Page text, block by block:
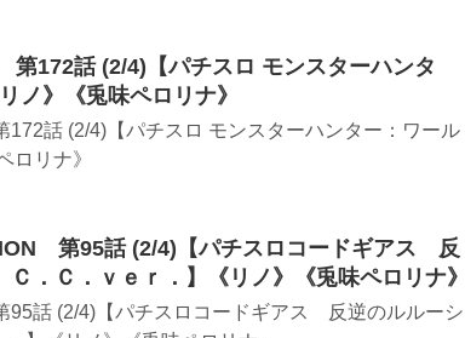
172話 (2/4)【パチスロ モンスターハンタ
ノ》《兎味ペロリナ》
話 (2/4)【パチスロ モンスターハンター：ワール
ロリナ》
第95話 (2/4)【パチスロコードギアス 反
．Ｃ．ｖｅｒ．】《リノ》《兎味ペロリナ》
話 (2/4)【パチスロコードギアス 反逆のルルーシ